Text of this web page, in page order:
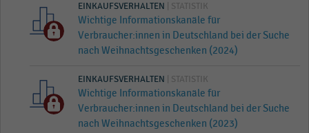
EINKAUFSVERHALTEN | STATISTIK
Wichtige Informationskanäle für
Verbraucher:innen in Deutschland bei der Suche
nach Weihnachtsgeschenken (2024)
EINKAUFSVERHALTEN | STATISTIK
Wichtige Informationskanäle für
Verbraucher:innen in Deutschland bei der Suche
nach Weihnachtsgeschenken (2023)